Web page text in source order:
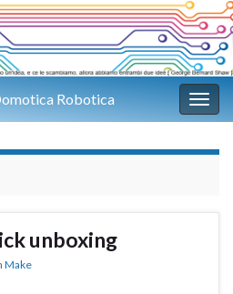
Robotica
unboxing
Make